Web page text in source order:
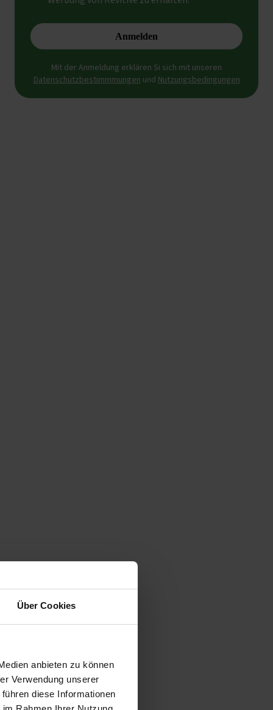
Über Cookies
anbieten zu können
Verwendung unserer
diese Informationen